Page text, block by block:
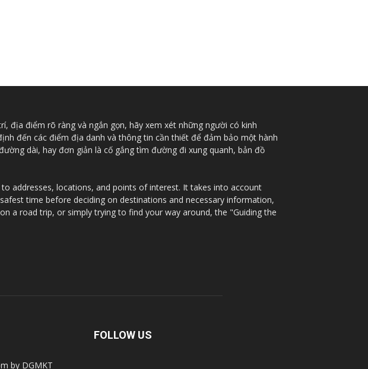
địa điểm rõ ràng và ngắn gọn, hãy xem xét những người có kinh
đến các điểm địa danh và thông tin cần thiết để đảm bảo một hành
dài, hay đơn giản là cố gắng tìm đường đi xung quanh, bản đồ
addresses, locations, and points of interest. It takes into account
time before deciding on destinations and necessary information,
a road trip, or simply trying to find your way around, the "Guiding the
by DGMKT
FOLLOW US